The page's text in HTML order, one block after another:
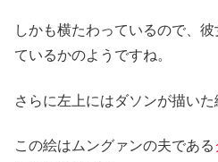
しかも横たわっているので、
ているかのようですね。
さらに左上にはダソンが描いた
この絵はムングァンの夫である